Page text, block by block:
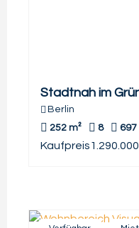
Stadtnah im
Berlin
252 m²
8 697
Kaufpreis